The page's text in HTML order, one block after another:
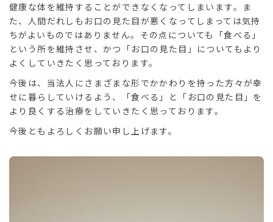
健康な体を維持することができなくなってしまいます。ま
た、人間だれしもお口の見た目が悪くなってしまっては気持
ちがよいものではありません。その点についても「食べる」
という所を維持させ、かつ「お口の見た目」についてもより
よくしていきたく思っております。
今後は、当法人にさまざまな形でかかわりを持った方々が幸
せに暮らしていけるよう、「食べる」と「お口の見た目」を
より良くする治療をしていきたく思っております。
今後ともよろしくお願い申し上げます。